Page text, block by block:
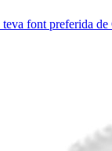
font preferida de